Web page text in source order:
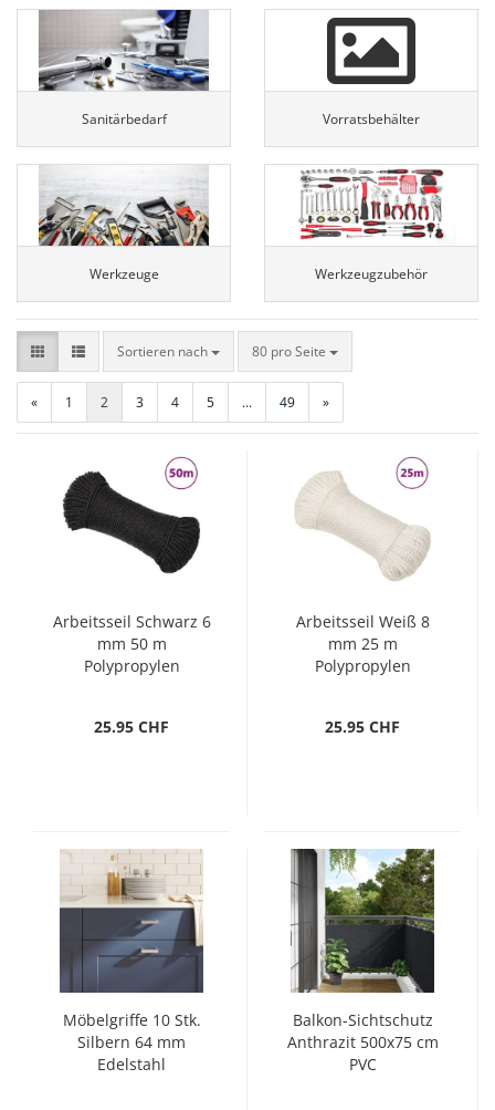
Sanitärbedarf Vorratsbehälter
Werkzeuge Werkzeugzubehör
Sortieren nach
Sortieren nach 80 pro Seite
pro Seite
« 1 2 3 4 5 ... 49 »
Arbeitsseil Schwarz 6
mm 50 m
Polypropylen
25.95 CHF
Arbeitsseil Weiß 8
mm 25 m
Polypropylen
25.95 CHF
Möbelgriffe 10 Stk.
Silbern 64 mm
Edelstahl
Balkon-Sichtschutz
Anthrazit 500x75 cm
PVC